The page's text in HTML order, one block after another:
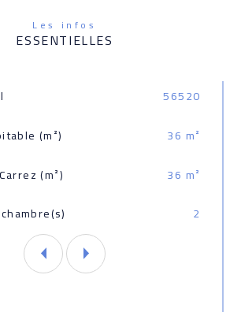
Les infos
ESSENTIELLES
56520
(m²)
36 m²
(m²)
36 m²
2